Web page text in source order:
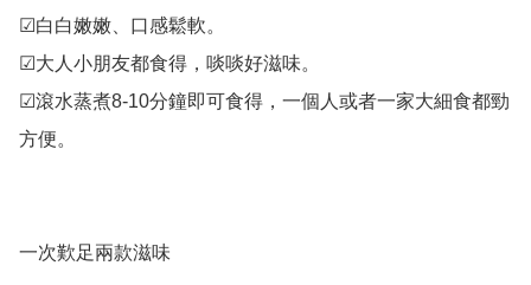
☑白白嫩嫩、口感鬆軟。
☑大人小朋友都食得，啖啖好滋味。
☑滾水蒸煮8-10分鐘即可食得，一個人或者一家大細食都勁
方便。
一次歎足兩款滋味